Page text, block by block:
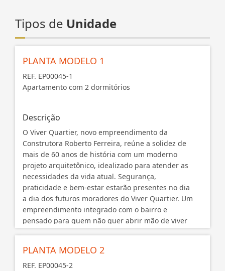
Tipos de Unidade
PLANTA MODELO 1
REF. EP00045-1
Apartamento com 2 dormitórios
Descrição
O Viver Quartier, novo empreendimento da
Construtora Roberto Ferreira, reúne a solidez de
mais de 60 anos de história com um moderno
projeto arquitetônico, idealizado para atender as
necessidades da vida atual. Segurança,
praticidade e bem-estar estarão presentes no dia
a dia dos futuros moradores do Viver Quartier. Um
empreendimento integrado com o bairro e
pensado para quem não quer abrir mão de viver
sacada e churrasqueira, área de lazer completa e
toda a infraestrutura do bairro Quartier.
PLANTA MODELO 2
REF. EP00045-2